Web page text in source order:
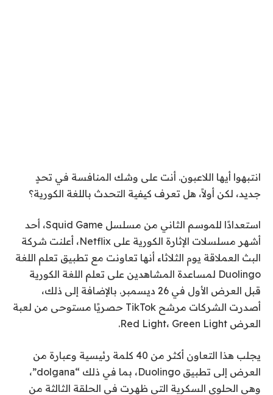
انتبهوا أيها اللاعبون. أنت على وشك المنافسة في تحدٍ
جديد، لكن أولاً، هل تعرف كيفية التحدث باللغة الكورية؟
استعدادًا للموسم الثاني من مسلسل Squid Game، أحد
أشهر مسلسلات الإثارة الكورية على Netflix، أعلنت شركة
البث العملاقة يوم الثلاثاء أنها تعاونت مع تطبيق تعلم اللغة
Duolingo لمساعدة المشاهدين على تعلم اللغة الكورية
قبل العرض الأول في 26 ديسمبر. بالإضافة إلى ذلك،
أصدرت الشركات مرشح TikTok حصريًا مستوحى من لعبة
العرض Red Light، Green Light.
يجلب هذا التعاون أكثر من 40 كلمة رئيسية وعبارة من
العرض إلى تطبيق Duolingo، بما في ذلك “dolgana”،
وهي الحلوى السكرية التي ظهرت في الحلقة الثالثة من